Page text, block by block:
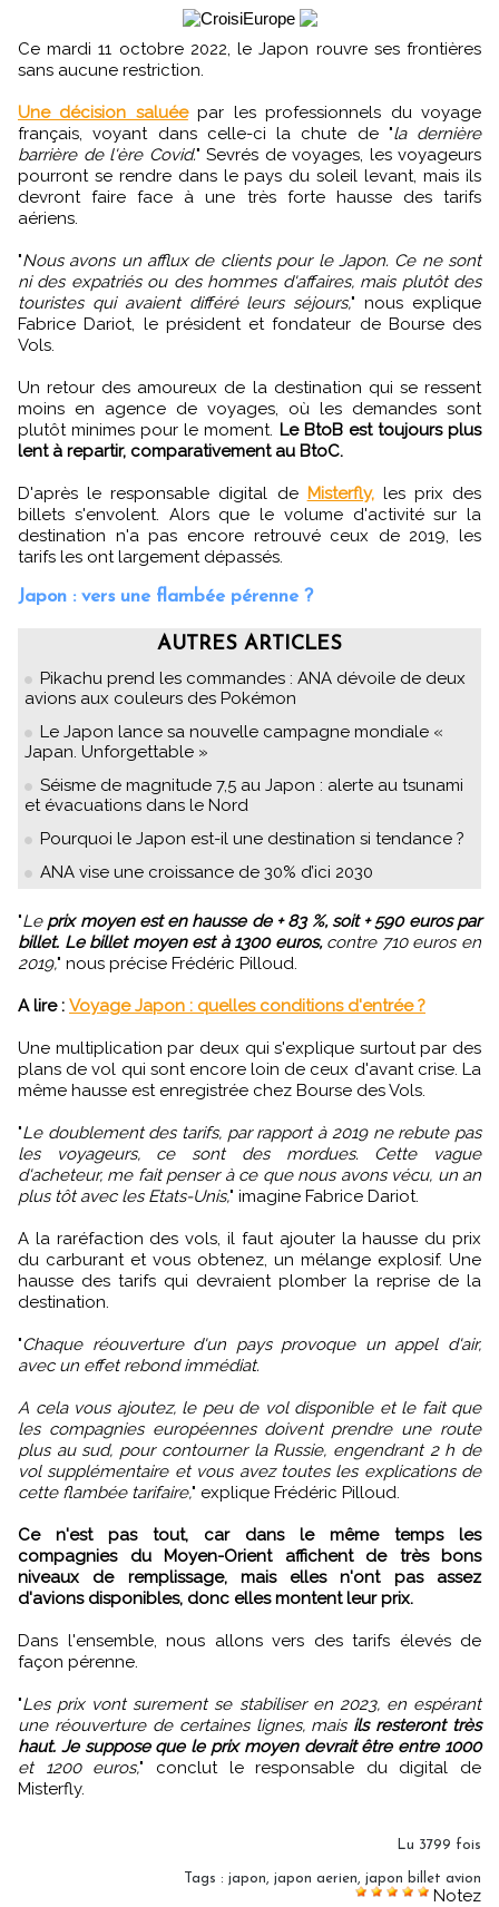
Ce mardi 11 octobre 2022, le Japon rouvre ses frontières
sans aucune restriction.
Une décision saluéepar les professionnels du voyage
français, voyant dans celle-ci la chute de "la dernière
barrière de l'ère Covid." Sevrés de voyages, les voyageurs
pourront se rendre dans le pays du soleil levant, mais ils
devront faire face à une très forte hausse des tarifs
aériens.
"Nous avons un afflux de clients pour le Japon. Ce ne sont
ni des expatriés ou des hommes d'affaires, mais plutôt des
touristes qui avaient différé leurs séjours," nous explique
Fabrice Dariot, le président et fondateur de Bourse des
Vols.
Un retour des amoureux de la destination qui se ressent
moins en agence de voyages, où les demandes sont
plutôt minimes pour le moment. Le BtoB est toujours plus
lent à repartir, comparativement au BtoC.
D'après le responsable digital de Misterfly,les prix des
billets s'envolent. Alors que le volume d'activité sur la
destination n'a pas encore retrouvé ceux de 2019, les
tarifs les ont largement dépassés.
Japon : vers une flambée pérenne ?
AUTRES ARTICLES
Pikachu prend les commandes : ANA dévoile de deux
avions aux couleurs des Pokémon
Le Japon lance sa nouvelle campagne mondiale «
Japan. Unforgettable »
Séisme de magnitude 7,5 au Japon : alerte au tsunami
et évacuations dans le Nord
Pourquoi le Japon est-il une destination si tendance ?
ANA vise une croissance de 30% d’ici 2030
" Le prix moyen est en hausse de + 83 %, soit + 590 euros par
billet. Le billet moyen est à 1300 euros,contre 710 euros en
2019," nous précise Frédéric Pilloud.
A lire : Voyage Japon : quelles conditions d'entrée ?
Une multiplication par deux qui s'explique surtout par des
plans de vol qui sont encore loin de ceux d'avant crise. La
même hausse est enregistrée chez Bourse des Vols.
"Le doublement des tarifs, par rapport à 2019 ne rebute pas
les voyageurs, ce sont des mordues. Cette vague
d'acheteur, me fait penser à ce que nous avons vécu, un an
plus tôt avec les Etats-Unis," imagine Fabrice Dariot.
A la raréfaction des vols, il faut ajouter la hausse du prix
du carburant et vous obtenez, un mélange explosif. Une
hausse des tarifs qui devraient plomber la reprise de la
destination.
"Chaque réouverture d'un pays provoque un appel d'air,
avec un effet rebond immédiat.
A cela vous ajoutez, le peu de vol disponible et le fait que
les compagnies européennes doivent prendre une route
plus au sud, pour contourner la Russie, engendrant 2 h de
vol supplémentaire et vous avez toutes les explications de
cette flambée tarifaire," explique Frédéric Pilloud.
Ce n'est pas tout, car dans le même temps les
compagnies du Moyen-Orient affichent de très bons
niveaux de remplissage, mais elles n'ont pas assez
d'avions disponibles, donc elles montent leur prix.
Dans l'ensemble, nous allons vers des tarifs élevés de
façon pérenne.
"Les prix vont surement se stabiliser en 2023, en espérant
une réouverture de certaines lignes, mais ils resteront très
haut. Je suppose que le prix moyen devrait être entre 1000
et 1200 euros," conclut le responsable du digital de
Misterfly.
Lu 3799 fois
Tags : japon, japon aerien, japon billet avion
Notez